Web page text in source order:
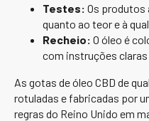
Testes: Os produtos
quanto ao teor e à
Recheio: O óleo é
com instruções claras
As gotas de óleo CBD de
rotuladas e fabricadas por
regras do Reino Unido em